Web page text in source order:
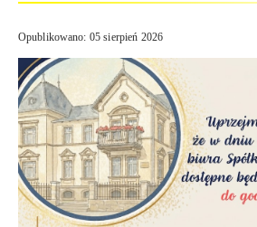
Opublikowano: 05 sierpień 2026